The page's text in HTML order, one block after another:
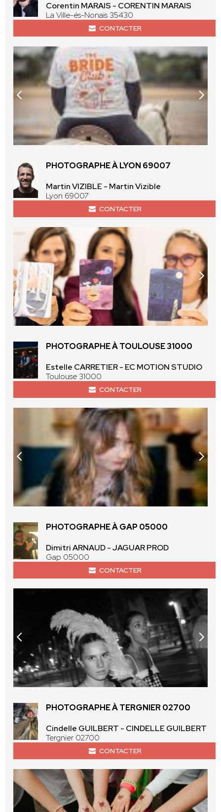
Corentin MARAIS - CORENTIN MARAIS
La Ville-és-Nonais 35430
CONTACTER
PHOTOGRAPHE À LYON 69007
Martin VIZIBLE - Martin Vizible
Lyon 69007
CONTACTER
PHOTOGRAPHE À TOULOUSE 31000
Estelle CARRETIER - EC MOTION STUDIO
Toulouse 31000
CONTACTER
PHOTOGRAPHE À GAP 05000
Dimitri ARNAUD - JAGUAR PROD
Gap 05000
CONTACTER
PHOTOGRAPHE À TERGNIER 02700
Cindelle GUILBERT - CINDELLE GUILBERT
Tergnier 02700
CONTACTER